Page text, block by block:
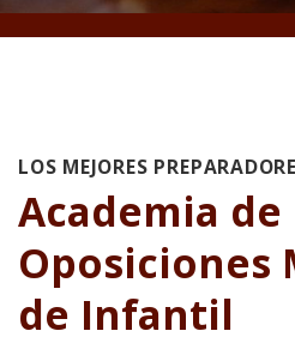
LOS MEJORES
Academia de
Oposiciones
de Infantil